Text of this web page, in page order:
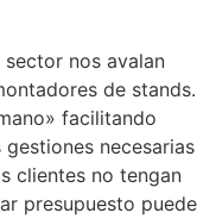
nos avalan
de stands.
facilitando
necesarias
clientes no tengan
presupuesto puede